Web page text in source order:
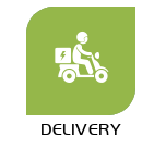
DELIVERY